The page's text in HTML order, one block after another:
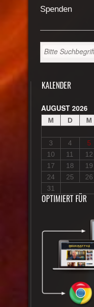
Spenden
KALENDER
AUGUST 2026
M D M
3
4 5
10
11 12
17
18 19
24
25 26
31
OPTIMIERT FÜR